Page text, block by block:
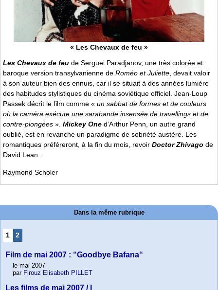
« Les Chevaux de feu »
Les Chevaux de feu de Serguei Paradjanov, une très colorée et
baroque version transylvanienne de Roméo et Juliette, devait valoir
à son auteur bien des ennuis, car il se situait à des années lumière
des habitudes stylistiques du cinéma soviétique officiel. Jean-Loup
Passek décrit le film comme « un sabbat de formes et de couleurs
où la caméra exécute une sarabande insensée de travellings et de
contre-plongées ». Mickey One d’Arthur Penn, un autre grand
oublié, est en revanche un paradigme de sobriété austère. Les
romantiques préféreront, à la fin du mois, revoir Doctor Zhivago de
David Lean.
Raymond Scholer
Dans la même rubrique
1 2
Film de mai 2007 : “Goodbye Bafana“
le mai 2007
par Firouz Elisabeth PILLET
Les films de mai 2007 / I